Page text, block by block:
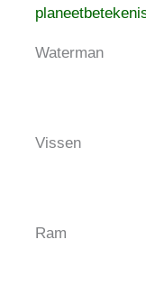
Waterman
Vissen
Ram